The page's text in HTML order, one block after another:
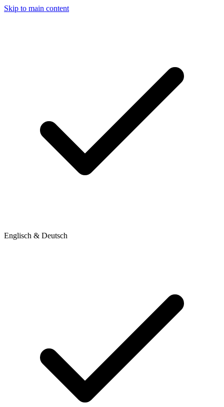
Skip to main content
Englisch & Deutsch